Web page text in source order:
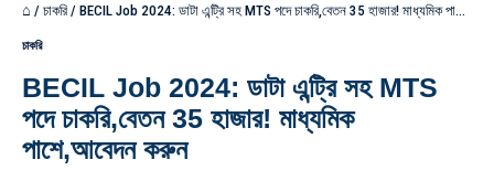
⌂ / চাকরি / BECIL Job 2024: ডাটা এন্ট্রি সহ MTS পদে চাকরি,বেতন 35 হাজার! মাধ্যমিক পাশে,আবেদন করুন
চাকরি
BECIL Job 2024: ডাটা এন্ট্রি সহ MTS
পদে চাকরি,বেতন 35 হাজার! মাধ্যমিক
পাশে,আবেদন করুন